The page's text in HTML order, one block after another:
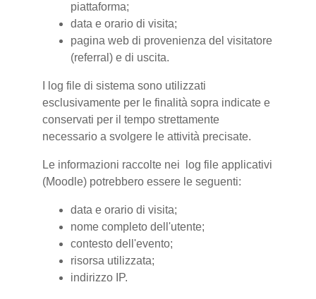
piattaforma;
data e orario di visita;
pagina web di provenienza del visitatore
(referral) e di uscita.
I log file di sistema sono utilizzati
esclusivamente per le finalità sopra indicate e
conservati per il tempo strettamente
necessario a svolgere le attività precisate.
Le informazioni raccolte nei log file applicativi
(Moodle) potrebbero essere le seguenti:
data e orario di visita;
nome completo dell'utente;
contesto dell'evento;
risorsa utilizzata;
indirizzo IP.